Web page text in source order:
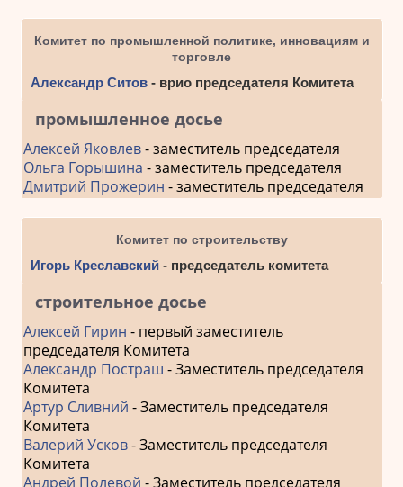
Комитет по промышленной политике, инновациям и
торговле
Александр Ситов- врио председателя Комитета
промышленное досье
Алексей Яковлев- заместитель председателя
Ольга Горышина - заместитель председателя
Дмитрий Прожерин - заместитель председателя
Комитет по строительству
Игорь Креславский - председатель комитета
строительное досье
Алексей Гирин - первый заместитель
председателя Комитета
Александр Постраш - Заместитель председателя
Комитета
Артур Сливний - Заместитель председателя
Комитета
Валерий Усков- Заместитель председателя
Комитета
Андрей Полевой - Заместитель председателя